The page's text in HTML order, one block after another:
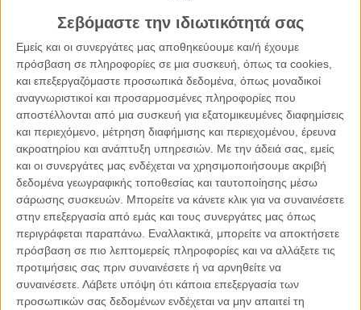
Σεβόμαστε την ιδιωτικότητά σας
Εμείς και οι συνεργάτες μας αποθηκεύουμε και/ή έχουμε
πρόσβαση σε πληροφορίες σε μια συσκευή, όπως τα cookies,
και επεξεργαζόμαστε προσωπικά δεδομένα, όπως μοναδικοί
αναγνωριστικοί και προσαρμοσμένες πληροφορίες που
αποστέλλονται από μια συσκευή για εξατομικευμένες διαφημίσεις
και περιεχόμενο, μέτρηση διαφήμισης και περιεχομένου, έρευνα
ακροατηρίου και ανάπτυξη υπηρεσιών. Με την άδειά σας, εμείς
και οι συνεργάτες μας ενδέχεται να χρησιμοποιήσουμε ακριβή
δεδομένα γεωγραφικής τοποθεσίας και ταυτοποίησης μέσω
σάρωσης συσκευών. Μπορείτε να κάνετε κλικ για να συναινέσετε
στην επεξεργασία από εμάς και τους συνεργάτες μας όπως
περιγράφεται παραπάνω. Εναλλακτικά, μπορείτε να αποκτήσετε
πρόσβαση σε πιο λεπτομερείς πληροφορίες και να αλλάξετε τις
προτιμήσεις σας πριν συναινέσετε ή να αρνηθείτε να
συναινέσετε. Λάβετε υπόψη ότι κάποια επεξεργασία των
προσωπικών σας δεδομένων ενδέχεται να μην απαιτεί τη
Κέλλυ Καμπάκη
γράφει για την “ισόβια καταδίκη
της”
Γιάννης Πανούσης
Οι μόνοι αθώοι
Αντώνιος Ντακανάλης
Τέμπη: Η Κορυφή του Παγόβουνου
μιας Κοινωνίας που βράζει